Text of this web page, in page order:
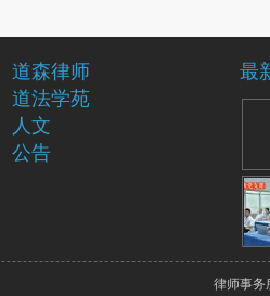
道森律师
道法学苑
人文
公告
最
律师事务